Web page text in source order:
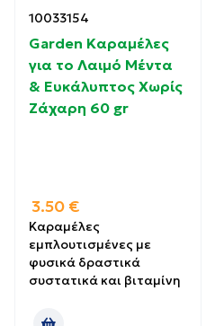
10033154
Garden Καραμέλες
για το Λαιμό Μέντα
& Ευκάλυπτος Χωρίς
Ζάχαρη 60 gr
3.50 €
Καραμέλες
εμπλουτισμένες με
φυσικά δραστικά
συστατικά και βιταμίνη